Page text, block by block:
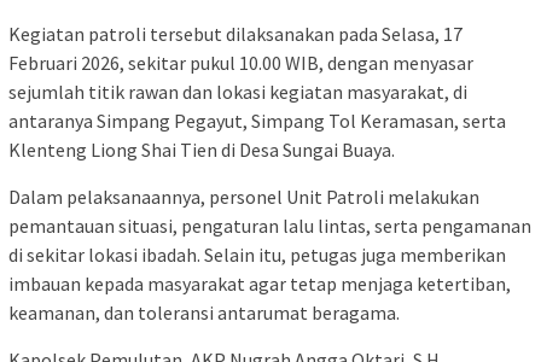
Kegiatan patroli tersebut dilaksanakan pada Selasa, 17
Februari 2026, sekitar pukul 10.00 WIB, dengan menyasar
sejumlah titik rawan dan lokasi kegiatan masyarakat, di
antaranya Simpang Pegayut, Simpang Tol Keramasan, serta
Klenteng Liong Shai Tien di Desa Sungai Buaya.
Dalam pelaksanaannya, personel Unit Patroli melakukan
pemantauan situasi, pengaturan lalu lintas, serta pengamanan
di sekitar lokasi ibadah. Selain itu, petugas juga memberikan
imbauan kepada masyarakat agar tetap menjaga ketertiban,
keamanan, dan toleransi antarumat beragama.